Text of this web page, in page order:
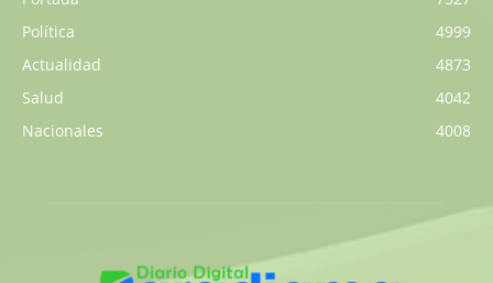
Política
4999
Actualidad
4873
Salud
4042
Nacionales
4008